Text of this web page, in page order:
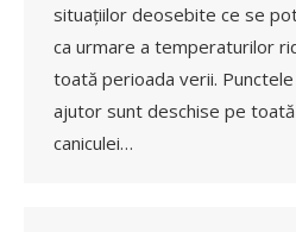
situațiilor deosebite ce se
ca urmare a temperaturilor
toată perioada verii.
ajutor sunt deschise pe
caniculei…